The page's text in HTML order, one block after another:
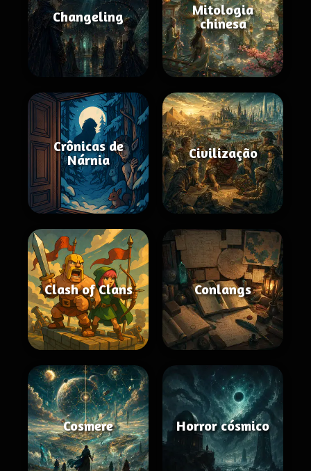
Changeling
Mitologia
chinesa
Crônicas de
Nárnia
Civilização
Clash of Clans Conlangs
Cosmere Horror cósmico